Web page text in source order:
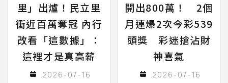
里」出爐！民立里
衝近百萬奪冠 內行
改看「這數據」：
這裡才是真高薪
2026-07-16
開出800萬！ 2個
月連爆2次今彩539
頭獎 彩迷搶沾財
神喜氣
2026-07-16